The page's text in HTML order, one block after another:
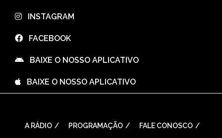
⠀INSTAGRAM
⠀FACEBOOK
⠀BAIXE O NOSSO APLICATIVO
⠀BAIXE O NOSSO APLICATIVO
A RÁDIO PROGRAMAÇÃO FALE CONOSCO